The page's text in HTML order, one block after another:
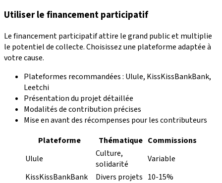
Utiliser le financement participatif
Le financement participatif attire le grand public et multiplie
le potentiel de collecte. Choisissez une plateforme adaptée à
votre cause.
Plateformes recommandées : Ulule, KissKissBankBank,
Leetchi
Présentation du projet détaillée
Modalités de contribution précises
Mise en avant des récompenses pour les contributeurs
Plateforme
Thématique Commissions
Ulule
Culture,
solidarité
Variable
KissKissBankBank
Divers projets 10-15%